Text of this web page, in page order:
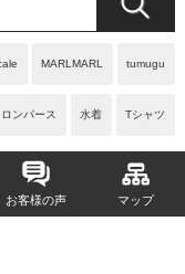
MARLMARL tumugu
ロンパース 水着 Tシャツ
お客様の声 マップ